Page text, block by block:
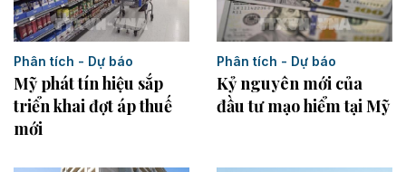
Phân tích - Dự báo
Mỹ phát tín hiệu sắp
triển khai đợt áp thuế
mới
Phân tích - Dự báo
Kỷ nguyên mới của
đầu tư mạo hiểm tại Mỹ